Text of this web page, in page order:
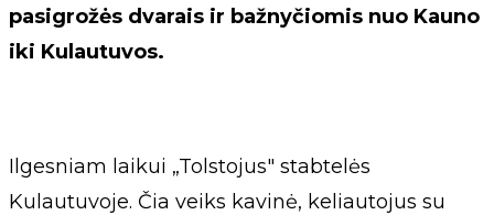
pasigrožės dvarais ir bažnyčiomis nuo Kauno
iki Kulautuvos.
Ilgesniam laikui „Tolstojus" stabtelės
Kulautuvoje. Čia veiks kavinė, keliautojus su